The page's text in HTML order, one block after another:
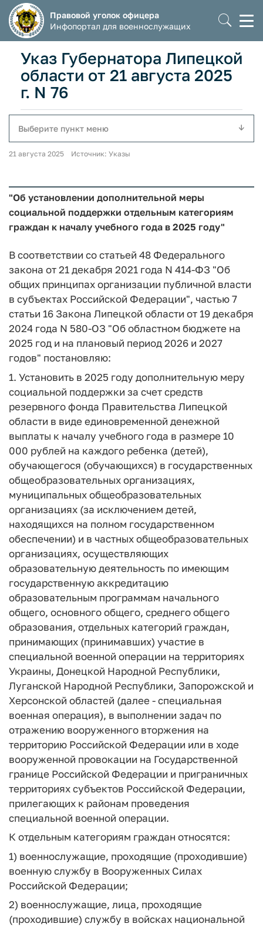
Правовой уголок офицера
Инфопортал для военнослужащих
Указ Губернатора Липецкой
области от 21 августа 2025
г. N 76
Выберите пункт меню
21 августа 2025 Источник: Указы
"Об установлении дополнительной меры
социальной поддержки отдельным категориям
граждан к началу учебного года в 2025 году"
В соответствии со статьей 48 Федерального
закона от 21 декабря 2021 года N 414-ФЗ "Об
общих принципах организации публичной власти
в субъектах Российской Федерации", частью 7
статьи 16 Закона Липецкой области от 19 декабря
2024 года N 580-ОЗ "Об областном бюджете на
2025 год и на плановый период 2026 и 2027
годов" постановляю:
1. Установить в 2025 году дополнительную меру
социальной поддержки за счет средств
резервного фонда Правительства Липецкой
области в виде единовременной денежной
выплаты к началу учебного года в размере 10
000 рублей на каждого ребенка (детей),
обучающегося (обучающихся) в государственных
общеобразовательных организациях,
муниципальных общеобразовательных
организациях (за исключением детей,
находящихся на полном государственном
обеспечении) и в частных общеобразовательных
организациях, осуществляющих
образовательную деятельность по имеющим
государственную аккредитацию
образовательным программам начального
общего, основного общего, среднего общего
образования, отдельных категорий граждан,
принимающих (принимавших) участие в
специальной военной операции на территориях
Украины, Донецкой Народной Республики,
Луганской Народной Республики, Запорожской и
Херсонской областей (далее - специальная
военная операция), в выполнении задач по
отражению вооруженного вторжения на
территорию Российской Федерации или в ходе
вооруженной провокации на Государственной
границе Российской Федерации и приграничных
территориях субъектов Российской Федерации,
прилегающих к районам проведения
специальной военной операции.
К отдельным категориям граждан относятся:
1) военнослужащие, проходящие (проходившие)
военную службу в Вооруженных Силах
Российской Федерации;
2) военнослужащие, лица, проходящие
(проходившие) службу в войсках национальной